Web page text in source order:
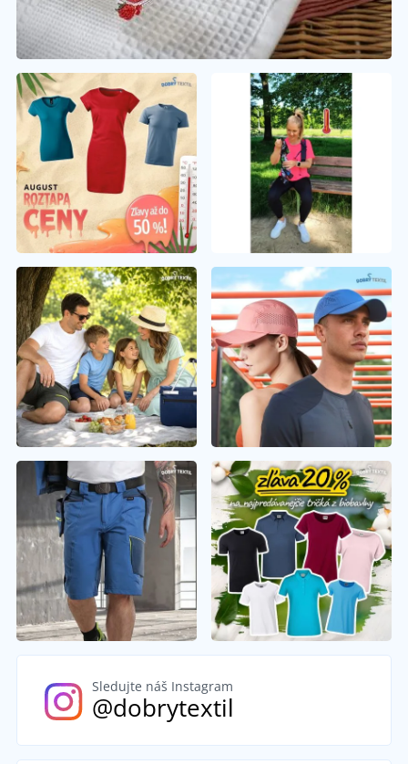
Sledujte náš Instagram
@dobrytextil